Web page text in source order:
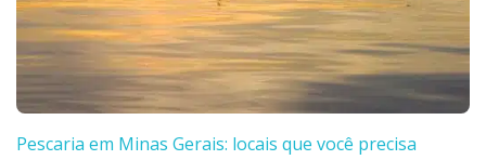
Pescaria em Minas Gerais: locais que você precisa